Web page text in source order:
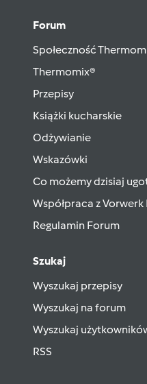
Forum
Społeczność
Thermomix®
Przepisy
Książki kucharskie
Odżywianie
Wskazówki
Co możemy dzisiaj
Współpraca z Vorwerk
Regulamin Forum
Szukaj
Wyszukaj przepisy
Wyszukaj na forum
Wyszukaj
RSS